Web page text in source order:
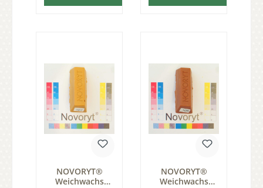
NOVORYT®
Weichwachs
NOVORYT®
Weichwachs